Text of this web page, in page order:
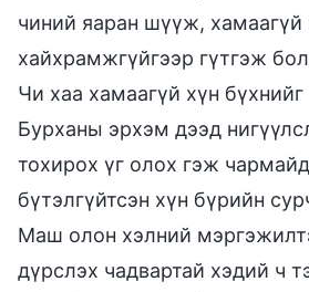
чиний яаран шүүж, хамаагүй
хайхрамжгүйгээр гүтгэж
Чи хаа хамаагүй хүн бүхнийг
Бурханы эрхэм дээд
тохирох үг олох гэж
бүтэлгүйтсэн хүн бүрийн
Маш олон хэлний
дүрслэх чадвартай хэдий ч